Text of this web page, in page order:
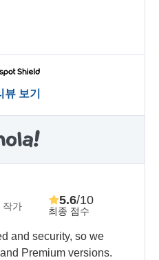
뷰 보기
작가 최종 점수
5.6/10
and security, so we
Premium versions.